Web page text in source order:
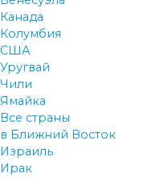
Канада
Колумбия
США
Уругвай
Чили
Ямайка
Все страны
в Ближний Восток
Израиль
Ирак